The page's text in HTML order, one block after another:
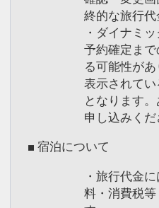
終的な旅行代
・ダイナミ
予約確定ま
る可能性が
表示されて
となります
申し込みくだ
■ 宿泊について
・旅行代金
料・消費税